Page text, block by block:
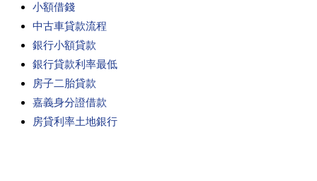
小額借錢
中古車貸款流程
銀行小額貸款
銀行貸款利率最低
房子二胎貸款
嘉義身分證借款
房貸利率土地銀行